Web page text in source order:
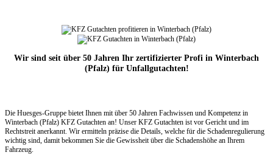
Wir sind seit über 50 Jahren Ihr zertifizierter Profi in Winterbach
(Pfalz) für Unfallgutachten!
Die Huesges-Gruppe bietet Ihnen mit über 50 Jahren Fachwissen und Kompetenz in
Winterbach (Pfalz) KFZ Gutachten an! Unser KFZ Gutachten ist vor Gericht und im
Rechtstreit anerkannt. Wir ermitteln präzise die Details, welche für die Schadenregulierung
wichtig sind, damit bekommen Sie die Gewissheit über die Schadenshöhe an Ihrem
Fahrzeug.